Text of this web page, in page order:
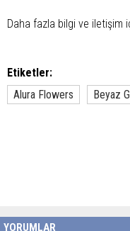
Daha fazla bilgi ve iletişim
Etiketler:
Alura Flowers
Beyaz
YORUMLAR